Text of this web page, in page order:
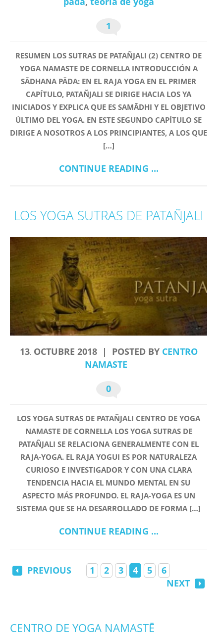
1
RESUMEN LOS SUTRAS DE PATAÑJALI (2) CENTRO DE
YOGA NAMASTE DE CORNELLA INTRODUCCIÓN A
SĀDHANA PĀDA: EN EL RAJA YOGA EN EL PRIMER
CAPÍTULO, PATAÑJALI SE DIRIGE HACIA LOS YA
INICIADOS Y EXPLICA QUE ES SAMĀDHI Y EL OBJETIVO
ÚLTIMO DEL YOGA. EN ESTE SEGUNDO CAPÍTULO SE
DIRIGE A NOSOTROS A LOS PRINCIPIANTES, A LOS QUE
[…]
CONTINUE READING ...
LOS YOGA SUTRAS DE PATAÑJALI
13. OCTUBRE 2018 POSTED BY CENTRO
NAMASTE
0
LOS YOGA SUTRAS DE PATAÑJALI CENTRO DE YOGA
NAMASTE DE CORNELLA LOS YOGA SUTRAS DE
PATAÑJALI SE RELACIONA GENERALMENTE CON EL
RAJA-YOGA. EL RAJA YOGUI ES POR NATURALEZA
CURIOSO E INVESTIGADOR Y CON UNA CLARA
TENDENCIA HACIA EL MUNDO MENTAL EN SU
ASPECTO MÁS PROFUNDO. EL RAJA-YOGA ES UN
SISTEMA QUE SE HA DESARROLLADO DE FORMA […]
CONTINUE READING ...
PREVIOUS 1 2 3 4 5
6
NEXT
CENTRO DE YOGA NAMASTĒ